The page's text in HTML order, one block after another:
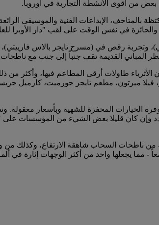
بعض من أقوى الأنشطة التجارية في أوروبا.
الإبداعات الفنية والموسيقى
وتجربة رقص في (مسرح تايجر بالاس
المباني القديمة تقف جنباً إلى جنب مع
طاولات أرقى المطاعم فيها، وأكثر من
فيلا ميرتون، مطعم تايجر جورميت، كارميل
المحفزة للشهية وبأسعار معقولة.
وإن كان قليلا بعض الشيء من المؤسسات
ناطحات السحاب شاهقة الارتفاع، وكذلك من
مما يجعلها واحد من أكثر الوجهات إثارة في